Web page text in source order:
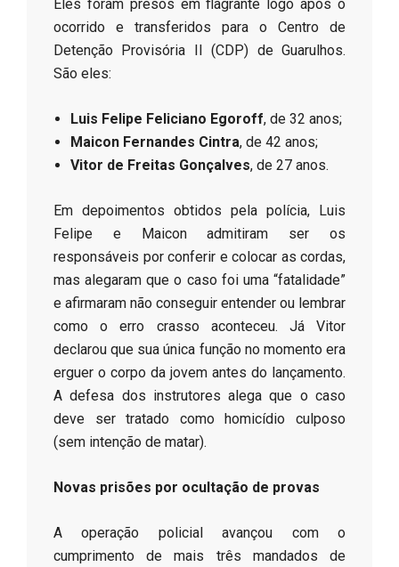
Eles foram presos em flagrante logo após o
ocorrido e transferidos para o Centro de
Detenção Provisória II (CDP) de Guarulhos.
São eles:
Luis Felipe Feliciano Egoroff, de 32 anos;
Maicon Fernandes Cintra, de 42 anos;
Vitor de Freitas Gonçalves, de 27 anos.
​Em depoimentos obtidos pela polícia, Luis
Felipe e Maicon admitiram ser os
responsáveis por conferir e colocar as cordas,
mas alegaram que o caso foi uma “fatalidade”
e afirmaram não conseguir entender ou lembrar
como o erro crasso aconteceu. Já Vitor
declarou que sua única função no momento era
erguer o corpo da jovem antes do lançamento.
A defesa dos instrutores alega que o caso
deve ser tratado como homicídio culposo
(sem intenção de matar).
Novas prisões por ocultação de provas
​A operação policial avançou com o
cumprimento de mais três mandados de